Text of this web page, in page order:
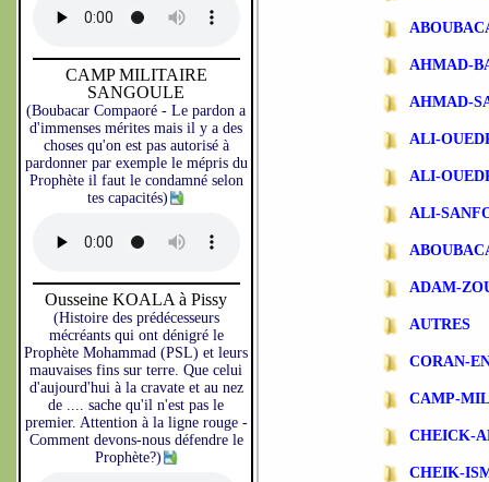
CAMP MILITAIRE
SANGOULE
(Boubacar Compaoré - Le pardon a
d'immenses mérites mais il y a des
choses qu'on est pas autorisé à
pardonner par exemple le mépris du
Prophète il faut le condamné selon
tes capacités)
Ousseine KOALA à Pissy
(Histoire des prédécesseurs
mécréants qui ont dénigré le
Prophète Mohammad (PSL) et leurs
mauvaises fins sur terre. Que celui
d'aujourd'hui à la cravate et au nez
de .... sache qu'il n'est pas le
premier. Attention à la ligne rouge -
Comment devons-nous défendre le
Prophète?)
AHMAD-
AHMAD-
ALI-
ALI-
ALI-
ADAM-
AUTRES
CORAN-
CAMP-
CHEICK-
CHEIK-